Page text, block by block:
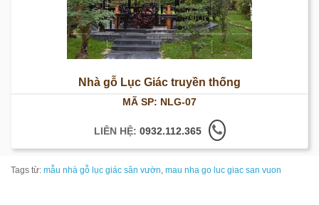
Nhà gỗ Lục Giác truyền thống
MÃ SP: NLG-07
LIÊN HỆ: 0932.112.365
Tags từ: mẫu nhà gỗ lục giác sân vườn, mau nha go luc giac san vuon